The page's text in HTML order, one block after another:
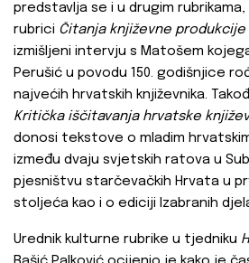
predstavlja se i u drugim
rubrici Čitanja književne produkcije
izmišljeni intervju s Matošem
Perušić u povodu 150. godišnjice
najvećih hrvatskih književnika.
Kritička iščitavanja hrvatske
donosi tekstove o mladim
između dvaju svjetskih ratova u
pjesništvu starčevačkih Hrvata u
stoljeća kao i o ediciji Izabranih
Urednik kulturne rubrike u tjedniku